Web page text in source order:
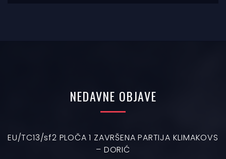
NEDAVNE OBJAVE
EU/TC13/sf2 PLOČA 1 ZAVRŠENA PARTIJA KLIMAKOVS
– DORIĆ